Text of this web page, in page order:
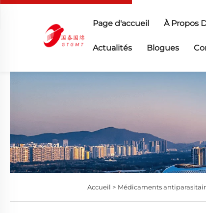
Page d'accueil À Propos
Actualités Blogues
Accueil > Médicaments